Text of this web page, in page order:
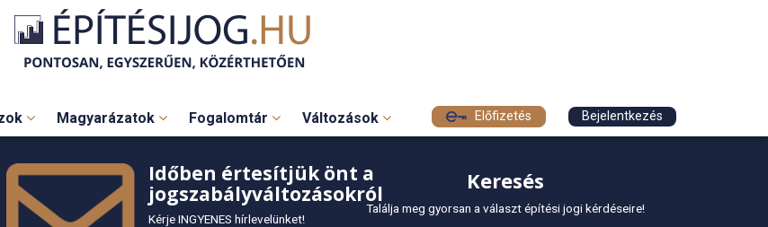
Magyarázatok Fogalomtár Változások Előfizetés Bejelentkezés
Időben értesítjük önt a
jogszabályváltozásokról
Kérje INGYENES hírlevelünket!
Keresés
Találja meg gyorsan a választ építési jogi kérdéseire!